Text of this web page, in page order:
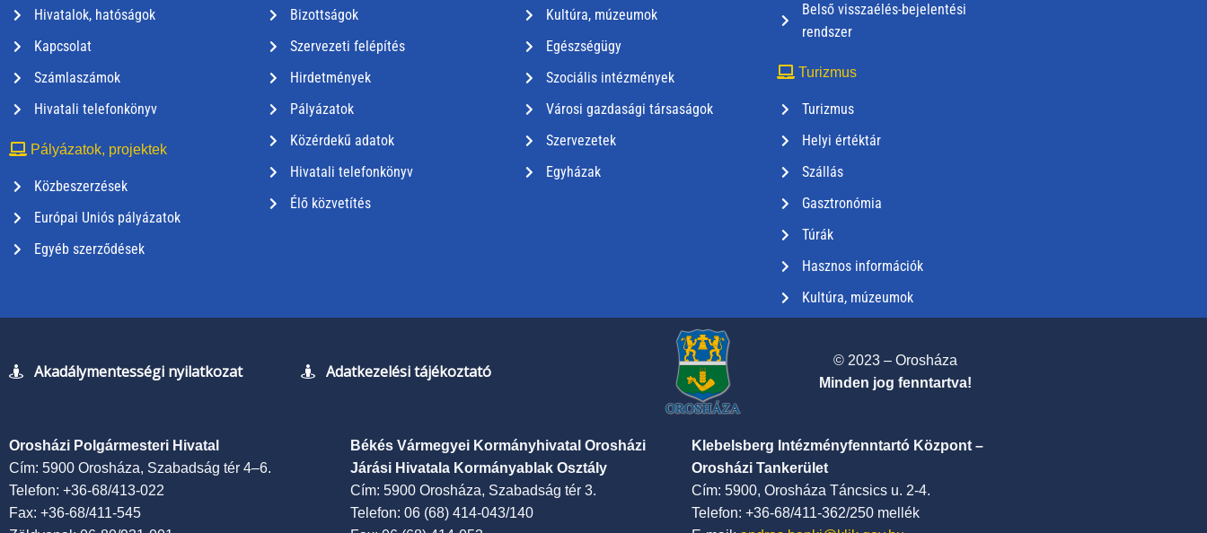
Hivatalok, hatóságok
Kapcsolat
Számlaszámok
Hivatali telefonkönyv
Pályázatok, projektek
Közbeszerzések
Európai Uniós pályázatok
Egyéb szerződések
Bizottságok
Szervezeti felépítés
Hirdetmények
Pályázatok
Közérdekű adatok
Hivatali telefonkönyv
Élő közvetítés
Kultúra, múzeumok
Egészségügy
Szociális intézmények
Városi gazdasági társaságok
Szervezetek
Egyházak
Belső visszaélés-bejelentési
rendszer
Turizmus
Turizmus
Helyi értéktár
Szállás
Gasztronómia
Túrák
Hasznos információk
Kultúra, múzeumok
Akadálymentességi nyilatkozat Adatkezelési tájékoztató
© 2023 – Orosháza
Minden jog fenntartva!
Orosházi Polgármesteri Hivatal
Cím: 5900 Orosháza, Szabadság tér 4–6.
Telefon: +36-68/413-022
Fax: +36-68/411-545
Békés Vármegyei Kormányhivatal Orosházi
Járási Hivatala Kormányablak Osztály
Cím: 5900 Orosháza, Szabadság tér 3.
Telefon: 06 (68) 414-043/140
Klebelsberg Intézményfenntartó Központ –
Orosházi Tankerület
Cím: 5900, Orosháza Táncsics u. 2-4.
Telefon: +36-68/411-362/250 mellék